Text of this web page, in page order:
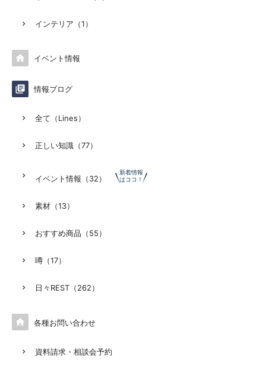
インテリア（1）
 イベント情報
 情報ブログ
全て（Lines）
正しい知識（77）
イベント情報（32）
新着情報
はココ！
素材（13）
おすすめ商品（55）
噂（17）
日々REST（262）
 各種お問い合わせ
資料請求・相談会予約